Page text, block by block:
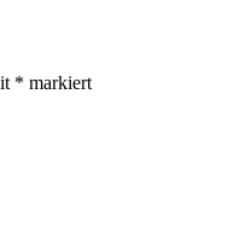
* markiert